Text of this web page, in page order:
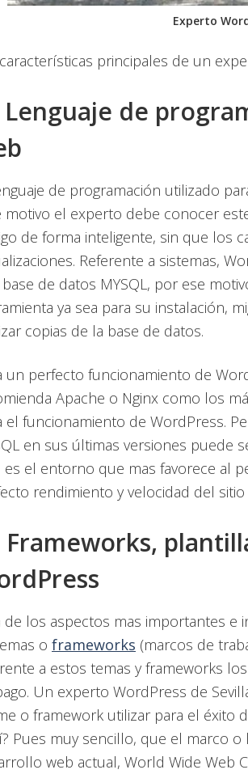
Experto
principales de un
de
de programación utilizado
motivo el experto debe conocer
de forma inteligente, sin que los
Referente a sistemas,
de datos MYSQL, por ese
ya sea para su instalación,
copias de la base de datos.
un perfecto funcionamiento de
Apache o Nginx como los
el funcionamiento de WordPress.
en sus últimas versiones puede
es el entorno que mas favorece al
rendimiento y velocidad del sitio
de los aspectos mas importantes e
o frameworks (marcos de
a estos temas y frameworks
Un experto WordPress de
o framework utilizar para el éxito
Pues muy sencillo, que el marco
web actual, World Wide Web